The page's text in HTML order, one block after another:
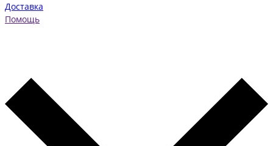
Доставка
Помощь